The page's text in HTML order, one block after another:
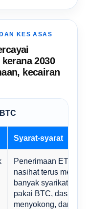
KES ASAS
2030
kecairan
Syarat-syarat
Penerimaan ETF
nasihat terus
banyak syarikat
pakai BTC, dasar
menyokong, dan